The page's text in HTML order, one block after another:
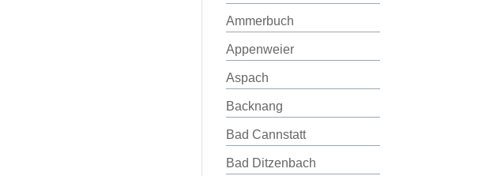
Ammerbuch
Appenweier
Aspach
Backnang
Bad Cannstatt
Bad Ditzenbach